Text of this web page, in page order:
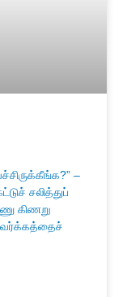
–
சலித்துப்
கிணறு
வர்க்கத்தைச்